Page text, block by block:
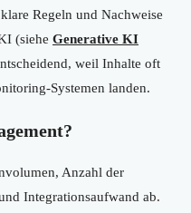
Regeln und Nachweise
(siehe Generative KI
weil Inhalte oft
Systemen landen.
Anzahl der
Integrationsaufwand ab.